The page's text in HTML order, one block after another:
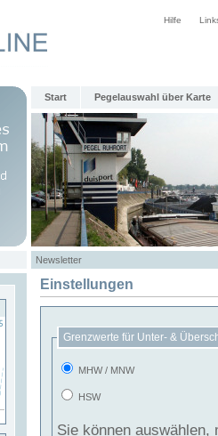
Hilfe
Start Pegelauswahl über Karte
Newsletter
Einstellungen
Grenzwerte für Unter- &
MHW / MNW
HSW
Sie können